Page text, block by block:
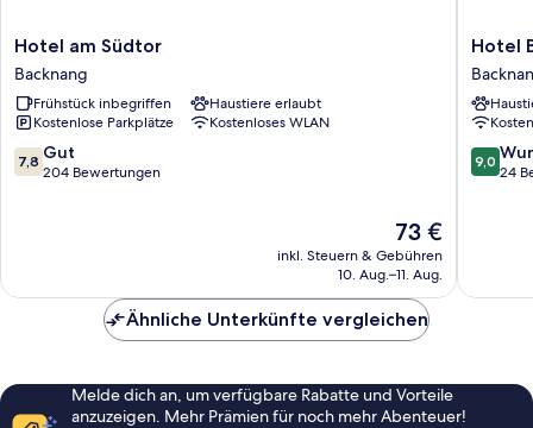
Hotel
am
Südtor
Backnang
Hotel am Südtor
Backnang
Frühstück inbegriffen
Haustiere erlaubt
Kostenlose Parkplätze
Kostenloses WLAN
7.8
von
7,8 Gut
204 Bewertungen
Der
Preis
beträgt
73 €
inkl. Steuern & Gebühren
10. Aug.–11. Aug.
Hotel
Bitzer
Hotel
9.0
von
9,0
24
Ähnliche Unterkünfte vergleichen
Melde dich an, um verfügbare Rabatte und Vorteile
anzuzeigen. Mehr Prämien für noch mehr Abenteuer!